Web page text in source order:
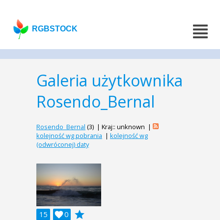
RGBSTOCK
Galeria użytkownika
Rosendo_Bernal
Rosendo_Bernal (3) | Kraj:: unknown |
kolejność wg pobrania | kolejność wg
(odwróconej) daty
15 0

grade